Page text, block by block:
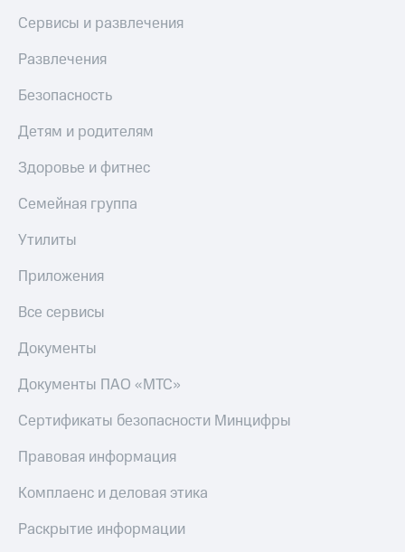
Оплата
интернета
ТВ
Переводы
с
телефона
на карту
МТС Pay
коду
Смартфоны
Наушники
колонки
Умные
часы
и
трекеры
Умный
Сервисы и развлечения
Развлечения
Безопасность
Детям и родителям
Здоровье и фитнес
Семейная группа
Утилиты
Приложения
Все сервисы
Документы
Документы ПАО «МТС»
Сертификаты безопасности Минцифры
Правовая информация
Комплаенс и деловая этика
Раскрытие информации